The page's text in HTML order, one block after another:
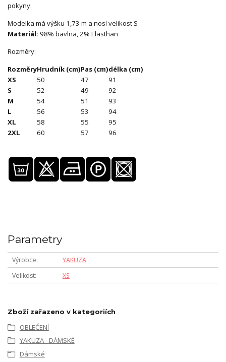
pokyny.
Modelka má výšku 1,73 m a nosí velikost S
Materiál: 98% bavlna, 2% Elasthan
Rozměry:
RozměryHrudník (cm)Pas (cm)délka (cm)
XS
50 47
91
S
52 49
92
M
54 51
93
L
56 53
94
XL
58 55
95
2XL
60 57 96
Parametry
Výrobce
YAKUZA
Velikost
XS
Zboží zařazeno v kategoriích
OBLEČENÍ
YAKUZA - DÁMSKÉ
Dámské